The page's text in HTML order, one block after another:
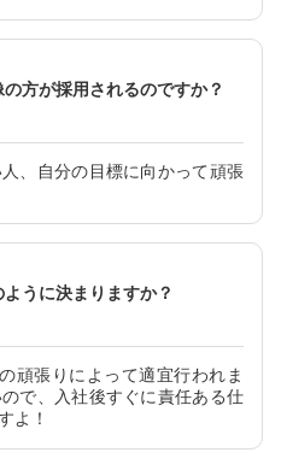
方が採用されるのですか？
、自分の目標に向かって頑張
うに決まりますか？
頑張りによって適宜行われま
で、入社後すぐに責任ある仕
よ！